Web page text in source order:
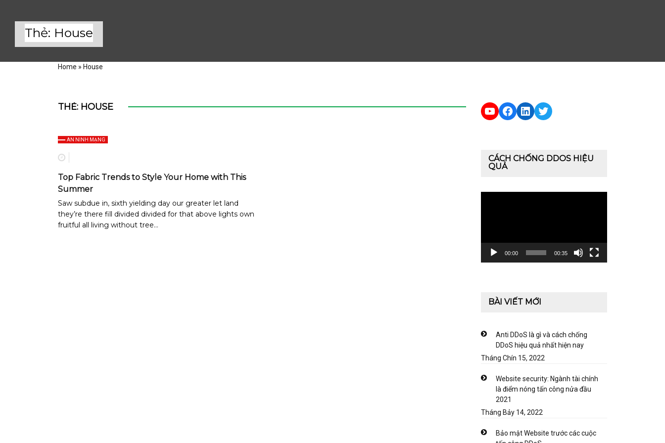
Thẻ: House
Home » House
THẺ: HOUSE
AN NINH MẠNG
Top Fabric Trends to Style Your Home with This
Summer
Saw subdue in, sixth yielding day our greater let land
they’re there fill divided divided for that above lights own
fruitful all living without tree…
YouTube
Facebook
LinkedIn
Twitter
CÁCH CHỐNG DDOS HIỆU
QUẢ
00:00 00:35
BÀI VIẾT MỚI
Anti DDoS là gì và cách chống
DDoS hiệu quả nhất hiện nay
Tháng Chín 15, 2022
Website security: Ngành tài chính
là điểm nóng tấn công nửa đầu
2021
Tháng Bảy 14, 2022
Bảo mật Website trước các cuộc